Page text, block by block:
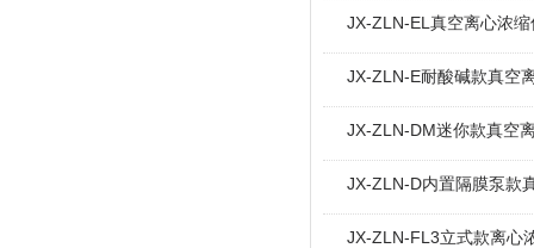
JX-ZLN-EL真空离心浓
JX-ZLN-E耐酸碱款真空
JX-ZLN-DM迷你款真空
JX-ZLN-D内置隔膜泵款
JX-ZLN-FL3立式款离心